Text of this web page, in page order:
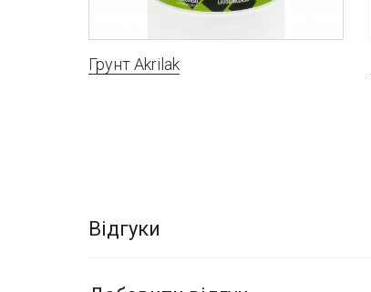
Грунт Akrilak
Відгуки